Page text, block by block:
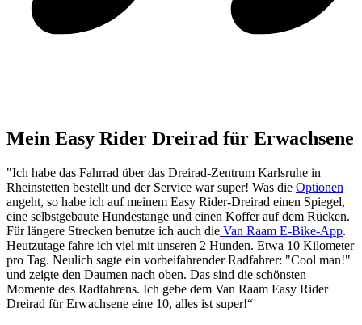
Mein Easy Rider Dreirad für Erwachsene
"Ich habe das Fahrrad über das Dreirad-Zentrum Karlsruhe in
Rheinstetten bestellt und der Service war super! Was die Optionen
angeht, so habe ich auf meinem Easy Rider-Dreirad einen Spiegel,
eine selbstgebaute Hundestange und einen Koffer auf dem Rücken.
Für längere Strecken benutze ich auch die Van Raam E-Bike-App.
Heutzutage fahre ich viel mit unseren 2 Hunden. Etwa 10 Kilometer
pro Tag. Neulich sagte ein vorbeifahrender Radfahrer: "Cool man!"
und zeigte den Daumen nach oben. Das sind die schönsten
Momente des Radfahrens. Ich gebe dem Van Raam Easy Rider
Dreirad für Erwachsene eine 10, alles ist super!“